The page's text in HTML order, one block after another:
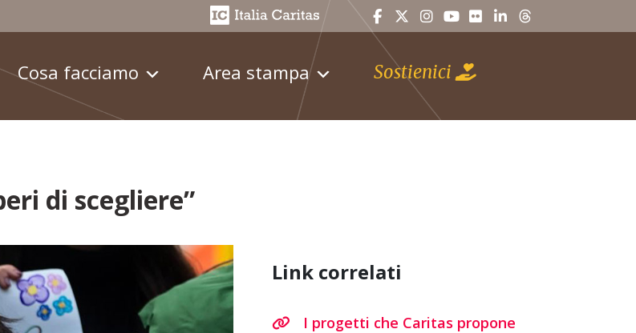
Cosa facciamo Area stampa Sostienici
di scegliere”
Link correlati
I progetti che Caritas propone